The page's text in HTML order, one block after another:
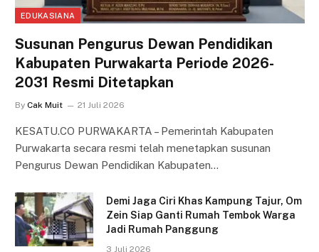
EDUKASIANA
Susunan Pengurus Dewan Pendidikan
Kabupaten Purwakarta Periode 2026-
2031 Resmi Ditetapkan
By Cak Muit 21 Juli 2026
KESATU.CO PURWAKARTA – Pemerintah Kabupaten
Purwakarta secara resmi telah menetapkan susunan
Pengurus Dewan Pendidikan Kabupaten…
Demi Jaga Ciri Khas Kampung Tajur, Om
Zein Siap Ganti Rumah Tembok Warga
Jadi Rumah Panggung
3 Juli 2026